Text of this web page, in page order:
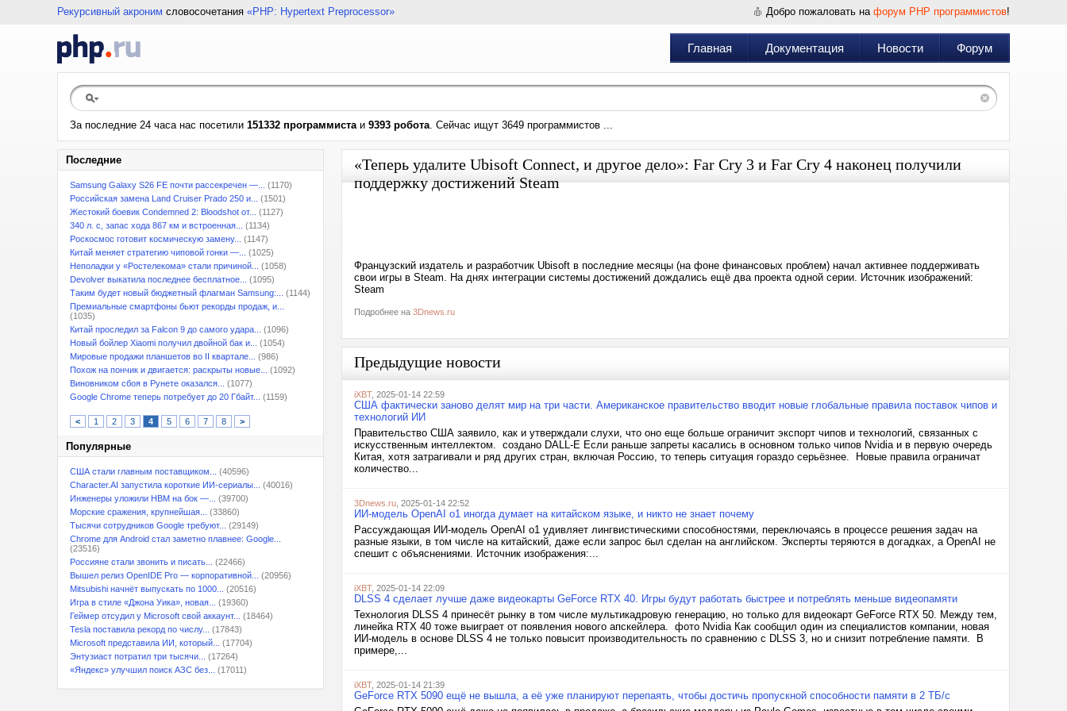
Рекурсивный акроним словосочетания «PHP: Hypertext Preprocessor» Добро пожаловать на форум PHP программистов!
Главная Документация Новости Форум
За последние 24 часа нас посетили 151332 программистаи 9393 робота. Сейчас ищут 3649 программистов ...
Последние
Samsung Galaxy S26 FE почти рассекречен —...
(1170)
Российская замена Land Cruiser Prado 250 и...
(1501)
Жестокий боевик Condemned 2: Bloodshot от...
(1127)
340 л. с, запас хода 867 км и встроенная...
(1134)
Роскосмос готовит космическую замену...
(1147)
Китай меняет стратегию чиповой гонки —...
(1025)
Неполадки у «Ростелекома» стали причиной...
(1058)
Devolver выкатила последнее бесплатное...
(1095)
Таким будет новый бюджетный флагман Samsung:...
(1144)
Премиальные смартфоны бьют рекорды продаж, и...
(1035)
Китай проследил за Falcon 9 до самого удара...
(1096)
Новый бойлер Xiaomi получил двойной бак и...
(1054)
Мировые продажи планшетов во II квартале...
(986)
Похож на пончик и двигается: раскрыты новые...
(1092)
Виновником сбоя в Рунете оказался...
(1077)
Google Chrome теперь потребует до 20 Гбайт...
(1159)
< 1 2 3 4 5 6 7 8 >
Популярные
США стали главным поставщиком...
(40596)
Character.AI запустила короткие ИИ-сериалы...
(40016)
Инженеры уложили HBM на бок —...
(39700)
Морские сражения, крупнейшая...
(33860)
Тысячи сотрудников Google требуют...
(29149)
Chrome для Android стал заметно плавнее: Google...
(23516)
Россияне стали звонить и писать...
(22466)
Вышел релиз OpenIDE Pro — корпоративной...
(20956)
Mitsubishi начнёт выпускать по 1000...
(20516)
Игра в стиле «Джона Уика», новая...
(19360)
Геймер отсудил у Microsoft свой аккаунт...
(18464)
Tesla поставила рекорд по числу...
(17843)
Microsoft представила ИИ, который...
(17704)
Энтузиаст потратил три тысячи...
(17264)
«Яндекс» улучшил поиск АЗС без...
(17011)
«Теперь удалите Ubisoft Connect, и другое дело»: Far Cry 3 и Far Cry 4 наконец получили
поддержку достижений Steam
Французский издатель и разработчик Ubisoft в последние месяцы (на фоне финансовых проблем) начал активнее поддерживать
свои игры в Steam. На днях интеграции системы достижений дождались ещё два проекта одной серии. Источник изображений:
Steam
Подробнее на 3Dnews.ru
Предыдущие новости
iXBT, 2025-01-14 22:59
США фактически заново делят мир на три части. Американское правительство вводит новые глобальные правила поставок чипов и
технологий ИИ
Правительство США заявило, как и утверждали слухи, что оно еще больше ограничит экспорт чипов и технологий, связанных с
искусственным интеллектом. создано DALL-E Если раньше запреты касались в основном только чипов Nvidia и в первую очередь
Китая, хотя затрагивали и ряд других стран, включая Россию, то теперь ситуация гораздо серьёзнее. Новые правила ограничат
количество...
3Dnews.ru , 2025-01-14 22:52
ИИ-модель OpenAI o1 иногда думает на китайском языке, и никто не знает почему
Рассуждающая ИИ-модель OpenAI o1 удивляет лингвистическими способностями, переключаясь в процессе решения задач на
разные языки, в том числе на китайский, даже если запрос был сделан на английском. Эксперты теряются в догадках, а OpenAI не
спешит с объяснениями. Источник изображения:...
iXBT, 2025-01-14 22:09
DLSS 4 сделает лучше даже видеокарты GeForce RTX 40. Игры будут работать быстрее и потреблять меньше видеопамяти
Технология DLSS 4 принесёт рынку в том числе мультикадровую генерацию, но только для видеокарт GeForce RTX 50. Между тем,
линейка RTX 40 тоже выиграет от появления нового апскейлера. фото Nvidia Как сообщил один из специалистов компании, новая
ИИ-модель в основе DLSS 4 не только повысит производительность по сравнению с DLSS 3, но и снизит потребление памяти. В
примере,...
iXBT, 2025-01-14 21:39
GeForce RTX 5090 ещё не вышла, а её уже планируют перепаять, чтобы достичь пропускной способности памяти в 2 ТБ/с